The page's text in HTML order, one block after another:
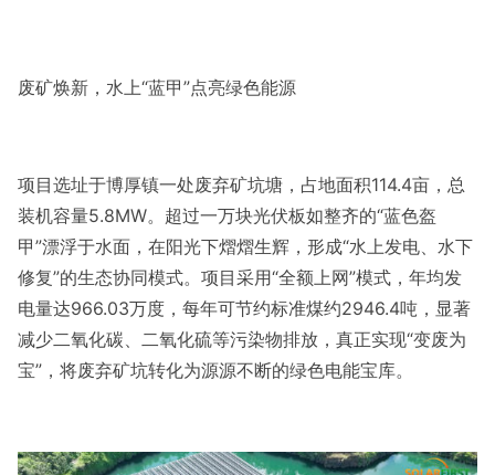
废矿焕新，水上“蓝甲”点亮绿色能源
项目选址于博厚镇一处废弃矿坑塘，占地面积114.4亩，总
装机容量5.8MW。超过一万块光伏板如整齐的“蓝色盔
甲”漂浮于水面，在阳光下熠熠生辉，形成“水上发电、水下
修复”的生态协同模式。项目采用“全额上网”模式，年均发
电量达966.03万度，每年可节约标准煤约2946.4吨，显著
减少二氧化碳、二氧化硫等污染物排放，真正实现“变废为
宝”，将废弃矿坑转化为源源不断的绿色电能宝库。